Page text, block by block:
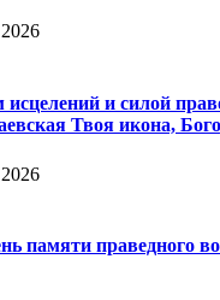
исцелений и силой
Твоя икона,
памяти праведного